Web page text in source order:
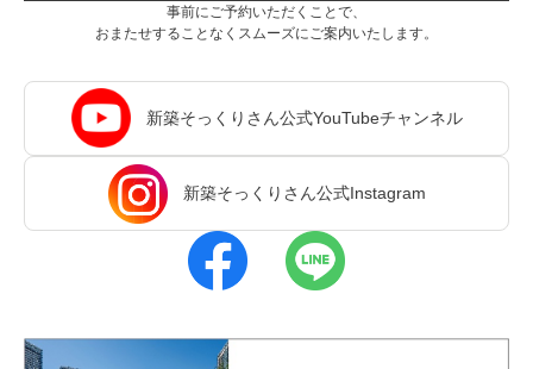
事前にご予約いただくことで、
おまたせすることなくスムーズにご案内いたします。
新築そっくりさん公式YouTubeチャンネル
新築そっくりさん公式Instagram